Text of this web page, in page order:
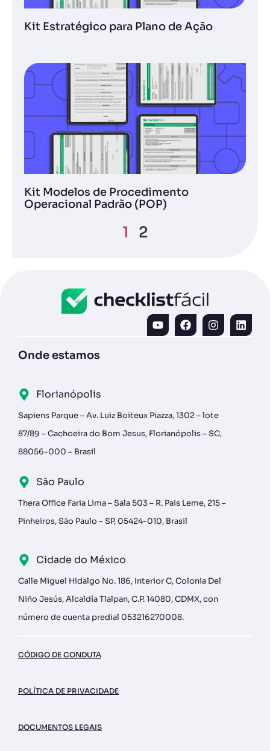
Kit Estratégico para Plano de Ação
Kit Modelos de Procedimento
Operacional Padrão (POP)
1 2
Onde estamos
Florianópolis
Sapiens Parque – Av. Luiz Boiteux Piazza, 1302 – lote
87/89 – Cachoeira do Bom Jesus, Florianópolis – SC,
88056-000 – Brasil
São Paulo
Thera Office Faria Lima – Sala 503 – R. Pais Leme, 215 –
Pinheiros, São Paulo – SP, 05424-010, Brasil
Cidade do México
Calle Miguel Hidalgo No. 186, Interior C, Colonia Del
Niño Jesús, Alcaldía Tlalpan, C.P. 14080, CDMX, con
número de cuenta predial 053216270008.
CÓDIGO DE CONDUTA
POLÍTICA DE PRIVACIDADE
DOCUMENTOS LEGAIS